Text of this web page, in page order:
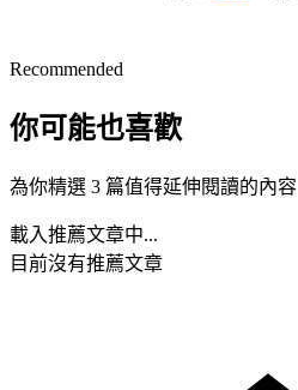
Recommended
你可能也喜歡
為你精選 3 篇值得延伸閱讀的內容
載入推薦文章中...
目前沒有推薦文章